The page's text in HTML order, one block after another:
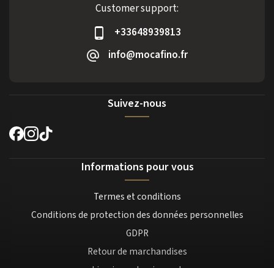
Customer support:
+33648939813
info@mocafino.fr
Suivez-nous
Informations pour vous
Termes et conditions
Conditions de protection des données personnelles
GDPR
Retour de marchandises